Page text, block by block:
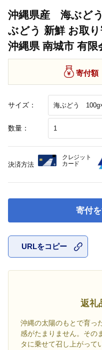
沖縄県産 海ぶど
ぶどう 新鮮 お取
沖縄県 南城市 有
サイズ：
数量：
寄付額
寄付
URLをコピー
返礼
沖縄の太陽のもとで育っ
感がたまりません。その
タに乗せて召し上がって
決済方法
クレジット
カード